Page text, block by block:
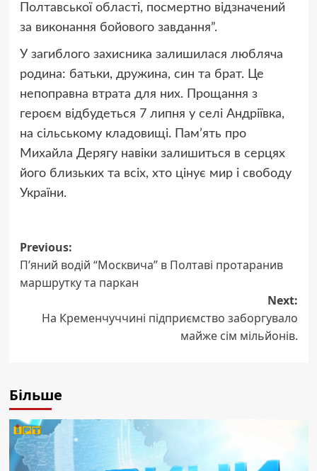
Полтавської області, посмертно відзначений
за виконання бойового завдання”.
У загиблого захисника залишилася любляча
родина: батьки, дружина, син та брат. Це
непоправна втрата для них. Прощання з
героєм відбудеться 7 липня у селі Андріївка,
на сільському кладовищі. Пам’ять про
Михайла Дерягу навіки залишиться в серцях
його близьких та всіх, хто цінує мир і свободу
України.
Post
navigation
Previous:
П’яний водій “Москвича” в Полтаві протаранив
маршрутку та паркан
Next:
На Кременчуччині підприємство заборгувало
майже сім мільйонів.
Більше